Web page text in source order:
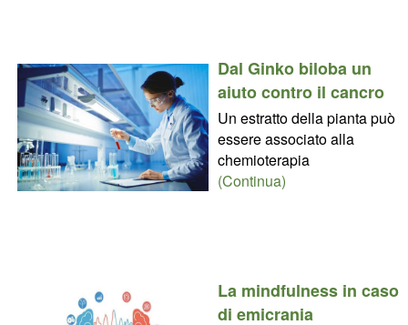
Dal Ginko biloba un
aiuto contro il cancro
Un estratto della pianta può
essere associato alla
chemioterapia
(Continua)
La mindfulness in caso
di emicrania